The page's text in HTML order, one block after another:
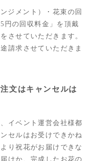
ジメント）・花束の回
円の回収料金」を頂戴
させていただきます。
請求させていただきま
文はキャンセルは
イベント運営会社様都
セルはお受けできかね
り祝花がお届けできな
けか、完成したお花の